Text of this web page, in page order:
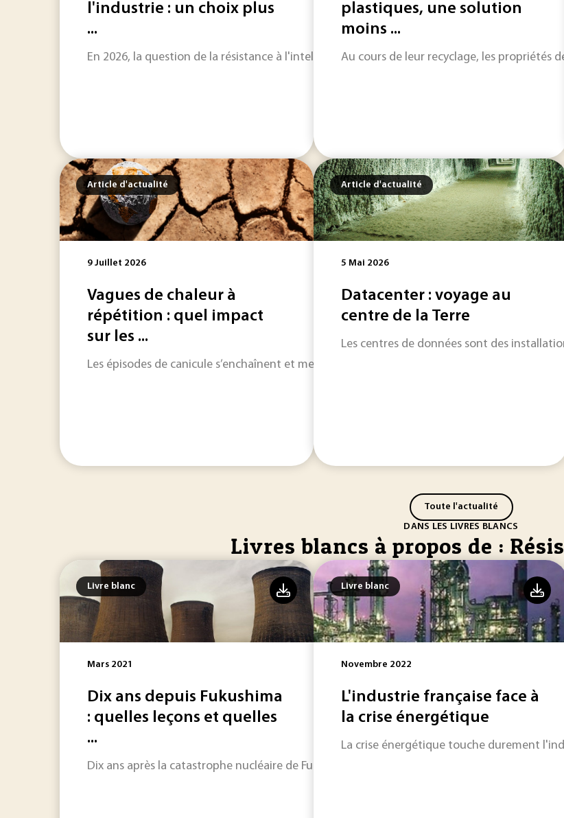
l'industrie : un choix plus
...
En 2026, la question de la résistance à l'intelligence artificielle dans l'industrie française et
plastiques, une solution
moins ...
Au cours de leur recyclage, les propriétés
Article d'actualité
9 Juillet 2026
Vagues de chaleur à
répétition : quel impact
sur les ...
Les épisodes de canicule s’enchaînent et mettent la France à rude épreuve, avec des effets
Article d'actualité
5 Mai 2026
Datacenter : voyage au
centre de la Terre
Les centres de données sont des
Toute l'actualité
DANS LES LIVRES BLANCS
Livres blancs à propos de :
Livre blanc
Mars 2021
Dix ans depuis Fukushima
: quelles leçons et quelles
...
Dix ans après la catastrophe nucléaire de Fukushima, qu'en est-il du démantèlement de la
Livre blanc
Novembre 2022
L'industrie française face à
la crise énergétique
La crise énergétique touche durement